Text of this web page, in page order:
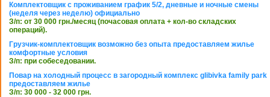
Комплектовщик с проживанием график 5/2, дневные и ночные смены
(неделя через неделю) официально
З/п: от 30 000 грн./месяц (почасовая оплата + кол-во складских
операций).
Грузчик-комплектовщик возможно без опыта предоставляем жилье
комфортные условия
З/п: при собеседовании.
Повар на холодный процесс в загородный комплекс glibivka family park
предоставляем жилье
З/п: 30 000 - 32 000 грн.